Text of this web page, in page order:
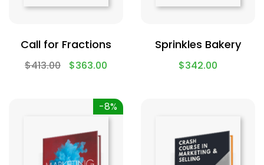
Call for Fractions
$413.00 $363.00
Sprinkles Bakery
$342.00
-8%